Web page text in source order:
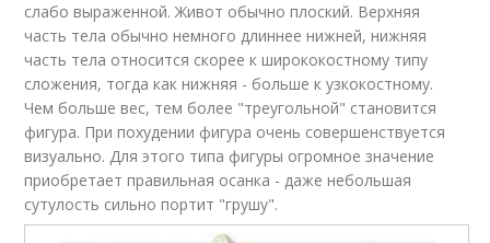
слабо выраженной. Живот обычно плоский. Верхняя
часть тела обычно немного длиннее нижней, нижняя
часть тела относится скорее к ширококостному типу
сложения, тогда как нижняя - больше к узкокостному.
Чем больше вес, тем более "треугольной" становится
фигура. При похудении фигура очень совершенствуется
визуально. Для этого типа фигуры огромное значение
приобретает правильная осанка - даже небольшая
сутулость сильно портит "грушу".